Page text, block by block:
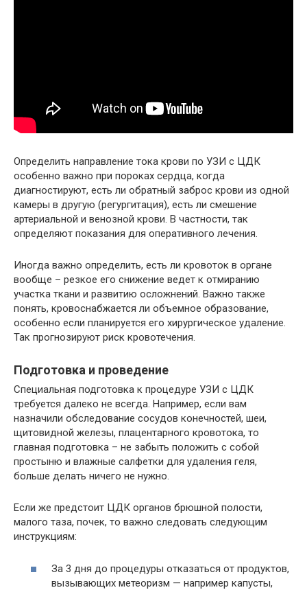
Определить направление тока крови по УЗИ с ЦДК
особенно важно при пороках сердца, когда
диагностируют, есть ли обратный заброс крови из одной
камеры в другую (регургитация), есть ли смешение
артериальной и венозной крови. В частности, так
определяют показания для оперативного лечения.
Иногда важно определить, есть ли кровоток в органе
вообще – резкое его снижение ведет к отмиранию
участка ткани и развитию осложнений. Важно также
понять, кровоснабжается ли объемное образование,
особенно если планируется его хирургическое удаление.
Так прогнозируют риск кровотечения.
Подготовка и проведение
Специальная подготовка к процедуре УЗИ с ЦДК
требуется далеко не всегда. Например, если вам
назначили обследование сосудов конечностей, шеи,
щитовидной железы, плацентарного кровотока, то
главная подготовка – не забыть положить с собой
простыню и влажные салфетки для удаления геля,
больше делать ничего не нужно.
Если же предстоит ЦДК органов брюшной полости,
малого таза, почек, то важно следовать следующим
инструкциям:
За 3 дня до процедуры отказаться от продуктов,
вызывающих метеоризм — например капусты,